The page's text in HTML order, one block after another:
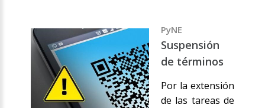
PyNE
Suspensión
de términos
Por la extensión
de las tareas de